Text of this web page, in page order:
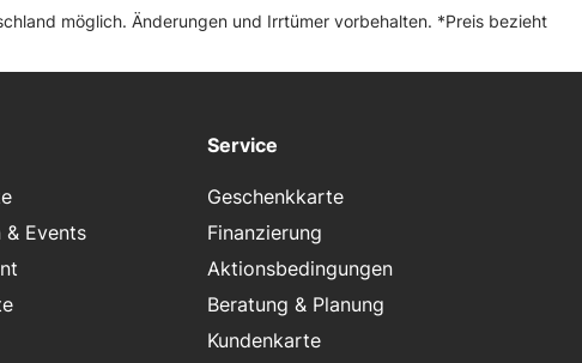
möglich. Änderungen und Irrtümer vorbehalten. *Preis bezieht
& Events
Service
Geschenkkarte
Finanzierung
Aktionsbedingungen
Beratung & Planung
Kundenkarte